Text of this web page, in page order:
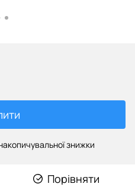
знижки
Порівняти